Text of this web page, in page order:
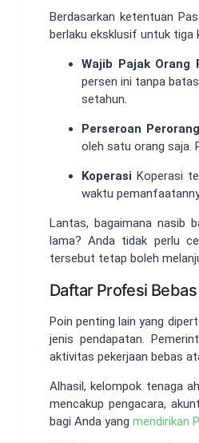
Berdasarkan ketentuan
berlaku eksklusif untuk tiga
Wajib Pajak Orang
persen ini tanpa
setahun.
Perseroan
oleh satu orang saja.
Koperasi Koperasi
waktu
Lantas, bagaimana nasib
lama? Anda tidak perlu
tersebut tetap boleh
Daftar Profesi
Poin penting lain yang
jenis pendapatan.
aktivitas pekerjaan bebas
Alhasil, kelompok tenaga
mencakup pengacara,
bagi Anda yang mendirikan